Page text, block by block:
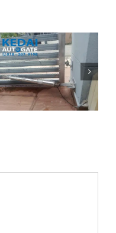
Folding Auto Gate
Repair in Puncak
Jalil – Auto Gate
Roller & Arm
Replacement